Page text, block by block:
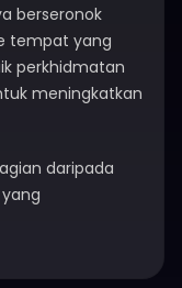
berseronok
tempat yang
perkhidmatan
meningkatkan
daripada